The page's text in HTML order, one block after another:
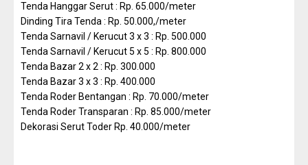
Tenda Hanggar Serut : Rp. 65.000/meter
Dinding Tira Tenda : Rp. 50.000,/meter
Tenda Sarnavil / Kerucut 3 x 3 : Rp. 500.000
Tenda Sarnavil / Kerucut 5 x 5 : Rp. 800.000
Tenda Bazar 2 x 2 : Rp. 300.000
Tenda Bazar 3 x 3 : Rp. 400.000
Tenda Roder Bentangan : Rp. 70.000/meter
Tenda Roder Transparan : Rp. 85.000/meter
Dekorasi Serut Toder Rp. 40.000/meter